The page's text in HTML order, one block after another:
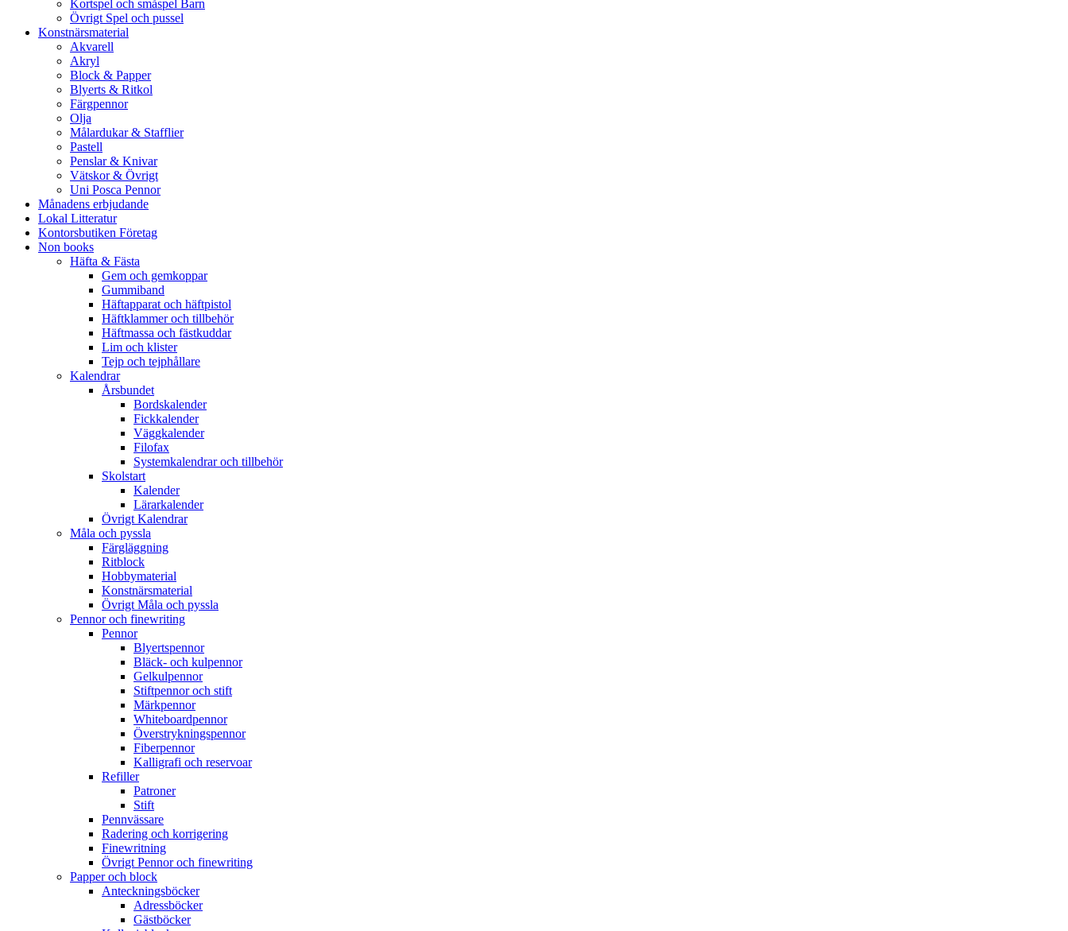
Kortspel och småspel Barn
Övrigt Spel och pussel
Konstnärsmaterial
Akvarell
Akryl
Block & Papper
Blyerts & Ritkol
Färgpennor
Olja
Målardukar & Stafflier
Pastell
Penslar & Knivar
Vätskor & Övrigt
Uni Posca Pennor
Månadens erbjudande
Lokal Litteratur
Kontorsbutiken Företag
Non books
Häfta & Fästa
Gem och gemkoppar
Gummiband
Häftapparat och häftpistol
Häftklammer och tillbehör
Häftmassa och fästkuddar
Lim och klister
Tejp och tejphållare
Kalendrar
Årsbundet
Bordskalender
Fickkalender
Väggkalender
Filofax
Systemkalendrar och tillbehör
Skolstart
Kalender
Lärarkalender
Övrigt Kalendrar
Måla och pyssla
Färgläggning
Ritblock
Hobbymaterial
Konstnärsmaterial
Övrigt Måla och pyssla
Pennor och finewriting
Pennor
Blyertspennor
Bläck- och kulpennor
Gelkulpennor
Stiftpennor och stift
Märkpennor
Whiteboardpennor
Överstrykningspennor
Fiberpennor
Kalligrafi och reservoar
Refiller
Patroner
Stift
Pennvässare
Radering och korrigering
Finewritning
Övrigt Pennor och finewriting
Papper och block
Anteckningsböcker
Adressböcker
Gästböcker